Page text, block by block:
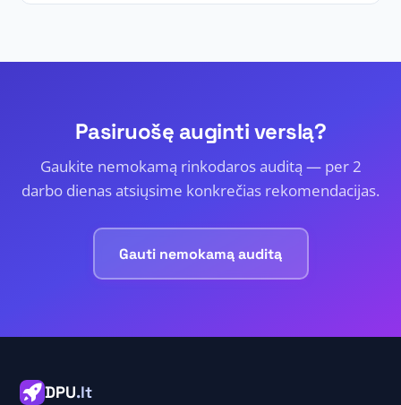
Pasiruošę auginti verslą?
Gaukite nemokamą rinkodaros auditą — per 2
darbo dienas atsiųsime konkrečias rekomendacijas.
Gauti nemokamą auditą
DPU.lt